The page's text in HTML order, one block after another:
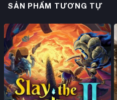
SẢN PHẨM TƯƠNG TỰ